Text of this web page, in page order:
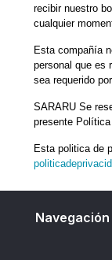
recibir nuestro
cualquier
Esta compañía
personal que es
sea requerido
SARARU Se
presente
Esta politica de
Navegación